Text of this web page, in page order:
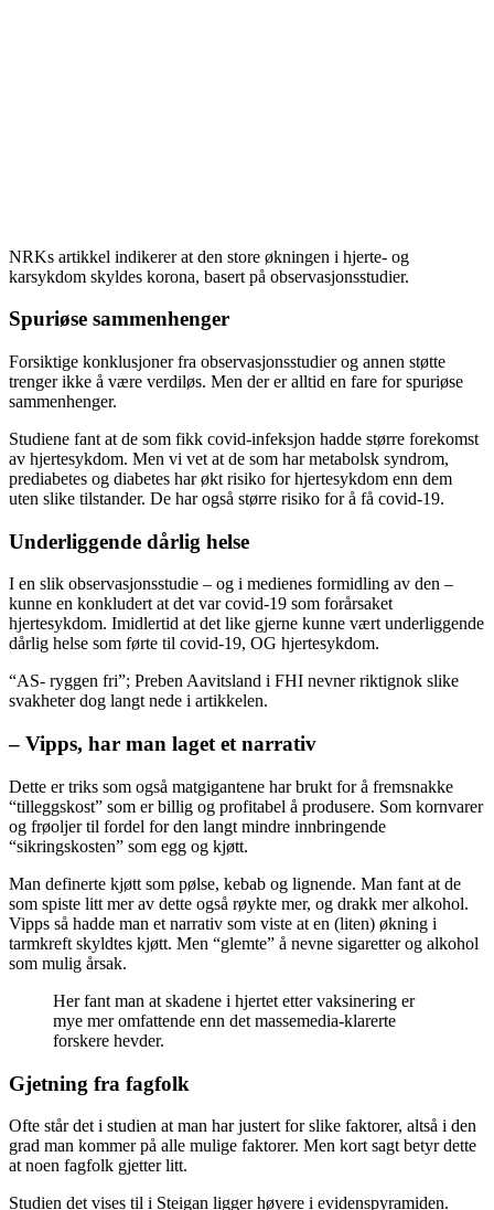
NRKs artikkel indikerer at den store økningen i hjerte- og
karsykdom skyldes korona, basert på observasjonsstudier.
Spuriøse sammenhenger
Forsiktige konklusjoner fra observasjonsstudier og annen støtte
trenger ikke å være verdiløs. Men der er alltid en fare for spuriøse
sammenhenger.
Studiene fant at de som fikk covid-infeksjon hadde større forekomst
av hjertesykdom. Men vi vet at de som har metabolsk syndrom,
prediabetes og diabetes har økt risiko for hjertesykdom enn dem
uten slike tilstander. De har også større risiko for å få covid-19.
Underliggende dårlig helse
I en slik observasjonsstudie – og i medienes formidling av den –
kunne en konkludert at det var covid-19 som forårsaket
hjertesykdom. Imidlertid at det like gjerne kunne vært underliggende
dårlig helse som førte til covid-19, OG hjertesykdom.
“AS- ryggen fri”; Preben Aavitsland i FHI nevner riktignok slike
svakheter dog langt nede i artikkelen.
– Vipps, har man laget et narrativ
Dette er triks som også matgigantene har brukt for å fremsnakke
“tilleggskost” som er billig og profitabel å produsere. Som kornvarer
og frøoljer til fordel for den langt mindre innbringende
“sikringskosten” som egg og kjøtt.
Man definerte kjøtt som pølse, kebab og lignende. Man fant at de
som spiste litt mer av dette også røykte mer, og drakk mer alkohol.
Vipps så hadde man et narrativ som viste at en (liten) økning i
tarmkreft skyldtes kjøtt. Men “glemte” å nevne sigaretter og alkohol
som mulig årsak.
Her fant man at skadene i hjertet etter vaksinering er
mye mer omfattende enn det massemedia-klarerte
forskere hevder.
Gjetning fra fagfolk
Ofte står det i studien at man har justert for slike faktorer, altså i den
grad man kommer på alle mulige faktorer. Men kort sagt betyr dette
at noen fagfolk gjetter litt.
Studien det vises til i Steigan ligger høyere i evidenspyramiden.